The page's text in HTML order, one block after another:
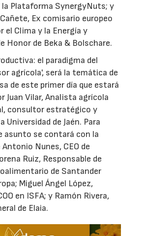
la Plataforma SynergyNuts; y
Ex comisario europeo
el Clima y la Energía y
Honor de Beka & Bolschare.
el paradigma del
agrícola', será la temática de
de este primer día que estará
Juan Vilar, Analista agrícola
consultor estratégico y
Universidad de Jaén. Para
asunto se contará con la
Nunes, CEO de
Ruiz, Responsable de
de Santander
Miguel Ángel López,
en ISFA; y Ramón Rivera,
de Elaia.